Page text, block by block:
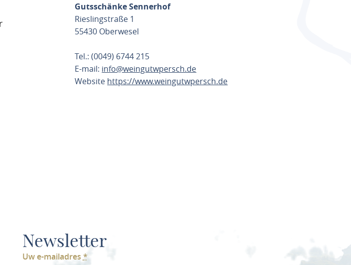
Gutsschänke Sennerhof
Rieslingstraße 1
55430 Oberwesel
Tel.: (0049) 6744 215
E-mail: info@weingutwpersch.de
Website https://www.weingutwpersch.de
Newsletter
Uw e-mailadres *